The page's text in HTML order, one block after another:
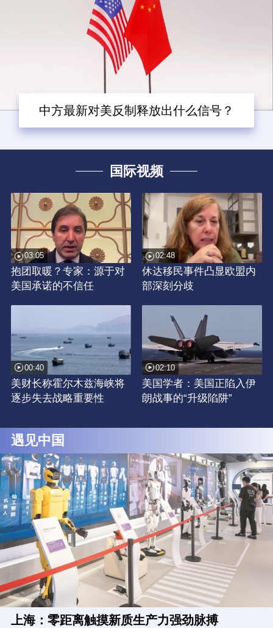
中方最新对美反制释放出什么信号？
国际视频
03:05
抱团取暖？专家：源于对
美国承诺的不信任
02:48
休达移民事件凸显欧盟内
部深刻分歧
00:40
美财长称霍尔木兹海峡将
逐步失去战略重要性
02:10
美国学者：美国正陷入伊
朗战事的“升级陷阱”
遇见中国
上海：零距离触摸新质生产力强劲脉搏